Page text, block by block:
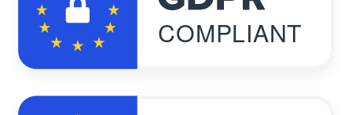
COMPLIANT